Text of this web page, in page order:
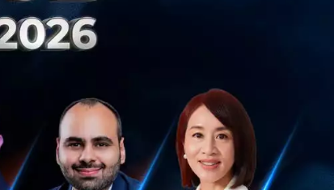
ประกาศ
อนไลน์
Banking,
วรแล้ว ส่วน
ม 2560